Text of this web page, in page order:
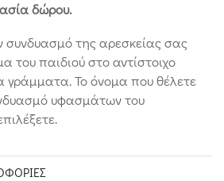
δώρου.
συνδυασμό της αρεσκείας σας
του παιδιού στο αντίστοιχο
γράμματα. Το όνομα που θέλετε
υφασμάτων του